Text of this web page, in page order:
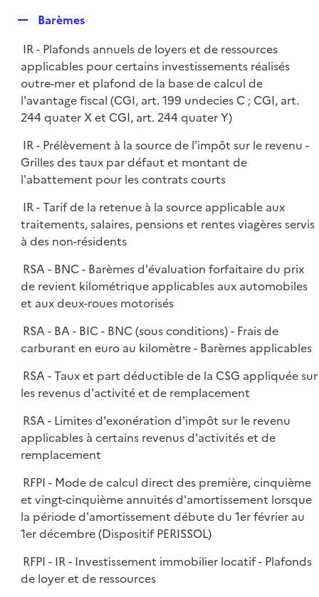
p
e
r
p
l
i
e
r
Barèmes
IR - Plafonds annuels de loyers et de ressources
applicables pour certains investissements réalisés
outre-mer et plafond de la base de calcul de
l'avantage fiscal (CGI, art. 199 undecies C ; CGI, art.
244 quater X et CGI, art. 244 quater Y)
IR - Prélèvement à la source de l'impôt sur le revenu -
Grilles des taux par défaut et montant de
l'abattement pour les contrats courts
IR - Tarif de la retenue à la source applicable aux
traitements, salaires, pensions et rentes viagères servis
à des non-résidents
RSA - BNC - Barèmes d'évaluation forfaitaire du prix
de revient kilométrique applicables aux automobiles
et aux deux-roues motorisés
RSA - BA - BIC - BNC (sous conditions) - Frais de
carburant en euro au kilomètre - Barèmes applicables
RSA - Taux et part déductible de la CSG appliquée sur
les revenus d'activité et de remplacement
RSA - Limites d'exonération d'impôt sur le revenu
applicables à certains revenus d'activités et de
remplacement
RFPI - Mode de calcul direct des première, cinquième
et vingt-cinquième annuités d'amortissement lorsque
la période d'amortissement débute du 1er février au
1er décembre (Dispositif PERISSOL)
RFPI - IR - Investissement immobilier locatif - Plafonds
de loyer et de ressources